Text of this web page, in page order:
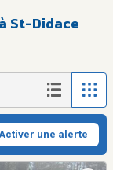
St-Didace
Activer une alerte